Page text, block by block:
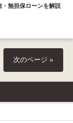
無担保ローンを解説
次のページ »